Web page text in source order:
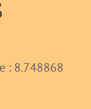
: 8.748868